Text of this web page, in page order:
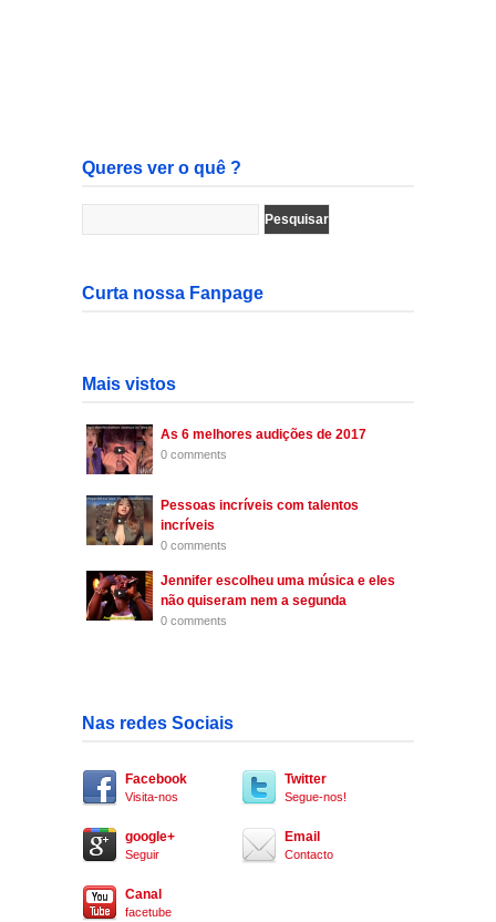
Queres ver o quê ?
Curta nossa Fanpage
Mais vistos
As 6 melhores audições de 2017
0 comments
Pessoas incríveis com talentos
incríveis
0 comments
Jennifer escolheu uma música e eles
não quiseram nem a segunda
0 comments
Nas redes Sociais
Facebook
Visita-nos
Twitter
Segue-nos!
google+
Seguir
Email
Contacto
Canal
facetube